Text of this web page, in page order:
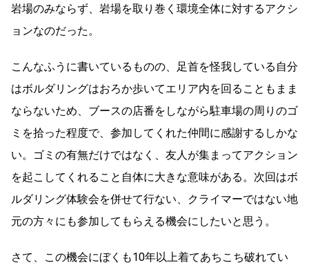
岩場のみならず、岩場を取り巻く環境全体に対するアクシ
ョンなのだった。
こんなふうに書いているものの、足首を怪我している自分
はボルダリングはおろか歩いてエリア内を回ることもまま
ならないため、ブースの店番をしながら駐車場の周りのゴ
ミを拾った程度で、参加してくれた仲間に感謝するしかな
い。ゴミの有無だけではなく、友人が集まってアクション
を起こしてくれること自体に大きな意味がある。次回はボ
ルダリング体験会を併せて行ない、クライマーではない地
元の方々にも参加してもらえる機会にしたいと思う。
さて、この機会にぼくも10年以上着てあちこち破れてい